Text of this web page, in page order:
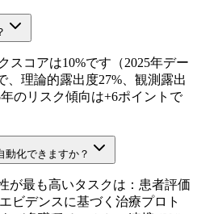
スコアは10%です（2025年デー
、理論的露出度27%、観測露出
のリスク傾向は+6ポイントで
動化できますか？
が最も高いタスクは：患者評価
ビデンスに基づく治療プロト